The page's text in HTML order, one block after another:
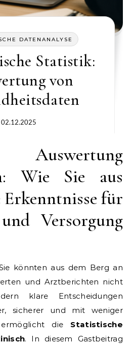
DATENANALYSE
Statistik:
von
02.12.2025
Auswertung
Wie Sie aus
Erkenntnisse für
Versorgung
könnten aus dem Berg an
und Arztberichten nicht
klare Entscheidungen
sicherer und mit weniger
die Statistische
. In diesem Gastbeitrag